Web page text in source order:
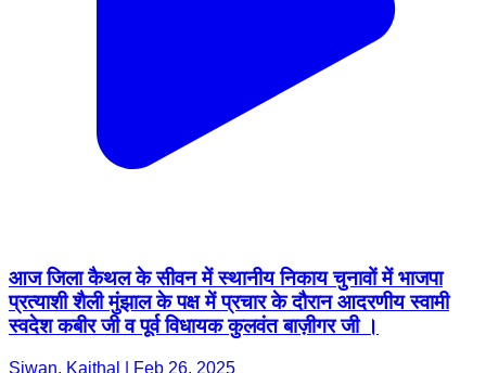
आज जिला कैथल के सीवन में स्थानीय निकाय चुनावों में भाजपा
प्रत्याशी शैली मुंझाल के पक्ष में प्रचार के दौरान आदरणीय स्वामी
स्वदेश कबीर जी व पूर्व विधायक कुलवंत बाज़ीगर जी ।
Siwan, Kaithal | Feb 26, 2025